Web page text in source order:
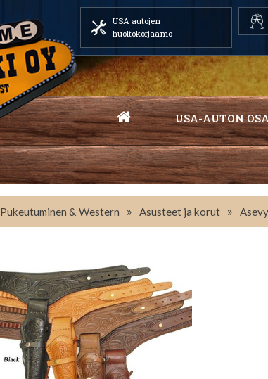
USA autojen
huoltokorjaamo
USA-AUTON
Pukeutuminen & Western » Asusteet ja korut »